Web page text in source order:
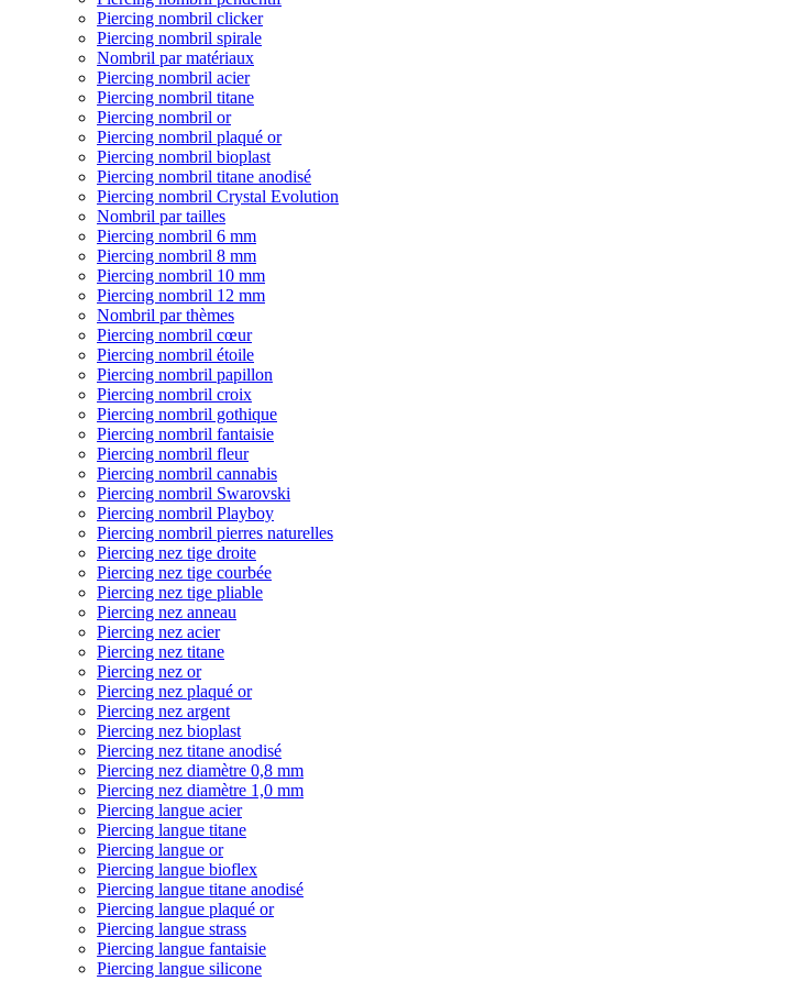
Piercing nombril clicker
Piercing nombril spirale
Nombril par matériaux
Piercing nombril acier
Piercing nombril titane
Piercing nombril or
Piercing nombril plaqué or
Piercing nombril bioplast
Piercing nombril titane anodisé
Piercing nombril Crystal Evolution
Nombril par tailles
Piercing nombril 6 mm
Piercing nombril 8 mm
Piercing nombril 10 mm
Piercing nombril 12 mm
Nombril par thèmes
Piercing nombril cœur
Piercing nombril étoile
Piercing nombril papillon
Piercing nombril croix
Piercing nombril gothique
Piercing nombril fantaisie
Piercing nombril fleur
Piercing nombril cannabis
Piercing nombril Swarovski
Piercing nombril Playboy
Piercing nombril pierres naturelles
Piercing nez tige droite
Piercing nez tige courbée
Piercing nez tige pliable
Piercing nez anneau
Piercing nez acier
Piercing nez titane
Piercing nez or
Piercing nez plaqué or
Piercing nez argent
Piercing nez bioplast
Piercing nez titane anodisé
Piercing nez diamètre 0,8 mm
Piercing nez diamètre 1,0 mm
Piercing langue acier
Piercing langue titane
Piercing langue or
Piercing langue bioflex
Piercing langue titane anodisé
Piercing langue plaqué or
Piercing langue strass
Piercing langue fantaisie
Piercing langue silicone